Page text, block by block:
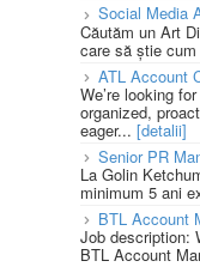
Social Media
Căutăm un Art
care să știe
ATL Account
We’re looking
organized,
eager... [detalii]
Senior PR
La Golin
minimum 5 ani
BTL Account
Job description:
BTL Account